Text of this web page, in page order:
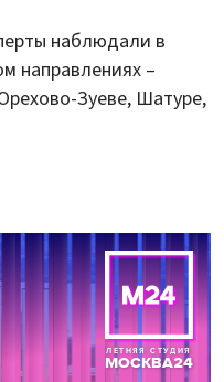
наблюдали в
направлениях –
Зуеве, Шатуре,